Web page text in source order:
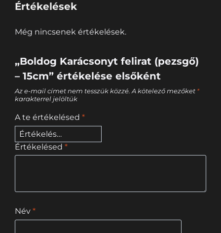
Értékelések
Még nincsenek értékelések.
„Boldog Karácsonyt felirat (pezsgő)
– 15cm” értékelése elsőként
Az e-mail címet nem tesszük közzé. A kötelező mezőket *
karakterrel jelöltük
A te értékelésed *
Értékelésed *
Név *